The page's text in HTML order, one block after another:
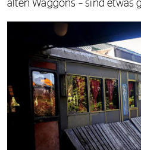
alten Waggons – sind etwas